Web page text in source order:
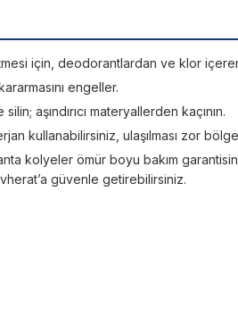
etmesi için, deodorantlardan ve klor
engeller.
aşındırıcı materyallerden kaçının.
kullanabilirsiniz, ulaşılması zor
kolyeler ömür boyu bakım
güvenle getirebilirsiniz.